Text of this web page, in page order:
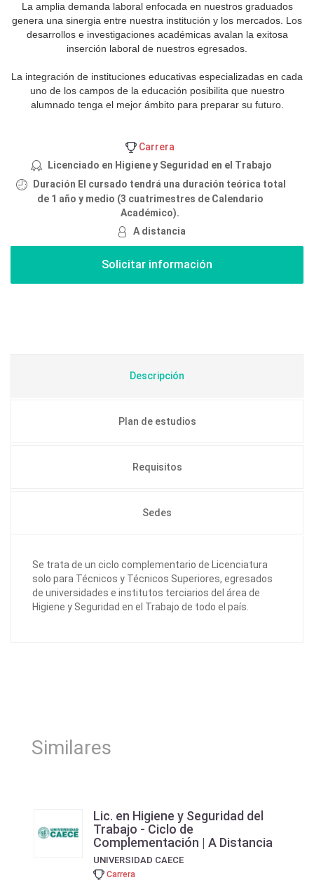
La amplia demanda laboral enfocada en nuestros graduados
genera una sinergia entre nuestra institución y los mercados. Los
desarrollos e investigaciones académicas avalan la exitosa
inserción laboral de nuestros egresados.
La integración de instituciones educativas especializadas en cada
uno de los campos de la educación posibilita que nuestro
alumnado tenga el mejor ámbito para preparar su futuro.
Carrera
Licenciado en Higiene y Seguridad en el Trabajo
Duración El cursado tendrá una duración teórica total
de 1 año y medio (3 cuatrimestres de Calendario
Académico).
A distancia
Descripción
Plan de estudios
Requisitos
Sedes
Se trata de un ciclo complementario de Licenciatura
solo para Técnicos y Técnicos Superiores, egresados
de universidades e institutos terciarios del área de
Higiene y Seguridad en el Trabajo de todo el país.
Similares
Lic. en Higiene y Seguridad del
Trabajo - Ciclo de
Complementación | A Distancia
UNIVERSIDAD CAECE
Carrera